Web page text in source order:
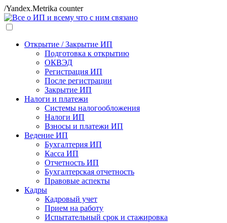
/Yandex.Metrika counter
Открытие / Закрытие ИП
Подготовка к открытию
ОКВЭД
Регистрация ИП
После регистрации
Закрытие ИП
Налоги и платежи
Системы налогообложения
Налоги ИП
Взносы и платежи ИП
Ведение ИП
Бухгалтерия ИП
Касса ИП
Отчетность ИП
Бухгалтерская отчетность
Правовые аспекты
Кадры
Кадровый учет
Прием на работу
Испытательный срок и стажировка